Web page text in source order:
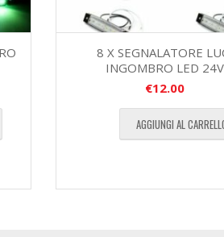
8 X SEGNALATORE
INGOMBRO LED 24V
€12.00
AGGIUNGI AL